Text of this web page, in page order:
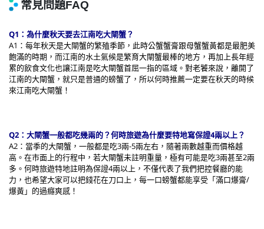
Q1：為什麼秋天要去江南吃大閘蟹？
A1：每年秋天是大閘蟹的繁殖季節，此時公蟹蟹膏跟母蟹蟹黃都是最肥美
飽滿的時期，而江南的水土氣候是繁育大閘蟹最棒的地方，再加上長年經
累的飲食文化也讓江南是吃大閘蟹首屈一指的區域。對老饕來說，離開了
江南的大閘蟹，就只是普通的螃蟹了，所以何時推薦一定要在秋天的時候
來江南吃大閘蟹！
Q2：大閘蟹一般都吃幾兩的？何時旅遊為什麼要特地寫保證4兩以上？
A2：當季的大閘蟹，一般都是吃3兩-5兩左右，隨著兩數越重而價格越
高。在市面上的行程中，若大閘蟹未註明重量，極有可能是吃3兩甚至2兩
多。何時旅遊特地註明為保證4兩以上，不僅代表了我們把控餐廳的能
力，也希望大家可以把錢花在刀口上，每一口螃蟹都能享受「滿口爆膏/
爆黃」的過癮爽感！